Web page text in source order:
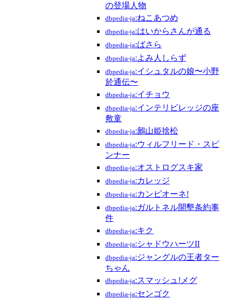
の登場人物
dbpedia-ja:ねこあつめ
dbpedia-ja:はいからさんが通る
dbpedia-ja:ばさら
dbpedia-ja:よみ人しらず
dbpedia-ja:イシュタルの娘〜小野
於通伝〜
dbpedia-ja:イチョウ
dbpedia-ja:インテリビレッジの座
敷童
dbpedia-ja:鶊山姫捨松
dbpedia-ja:ウィルフリード・スピ
ンナー
dbpedia-ja:オストログスキ家
dbpedia-ja:カレッジ
dbpedia-ja:カンピオーネ!
dbpedia-ja:ガルトネル開墾条約事
件
dbpedia-ja:キク
dbpedia-ja:シャドウハーツII
dbpedia-ja:ジャングルの王者ター
ちゃん
dbpedia-ja:スマッシュ!メグ
dbpedia-ja:センゴク